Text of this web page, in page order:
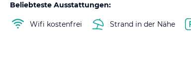
Beliebteste Ausstattungen:
Wifi kostenfrei Strand in der Nähe